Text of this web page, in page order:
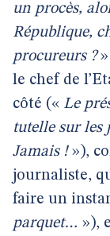
un procès,
République,
procureurs ?»
le chef de
côté (« Le
tutelle sur les
Jamais !»),
journaliste,
faire un
parquet… »),